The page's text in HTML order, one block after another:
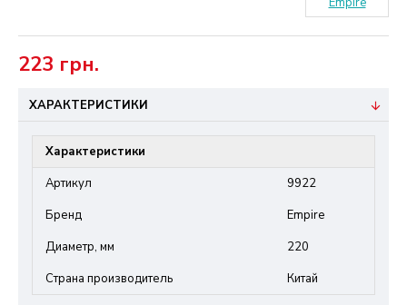
223 грн.
ХАРАКТЕРИСТИКИ
Характеристики
Артикул
9922
Бренд
Empire
Диаметр, мм
220
Страна производитель
Китай